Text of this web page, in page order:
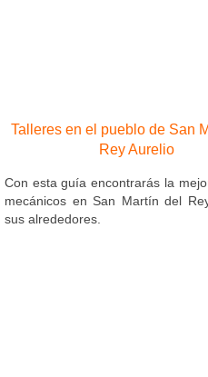
Talleres en el pueblo de San
Rey Aurelio
Con esta guía encontrarás la
mecánicos en San Martín del
sus alrededores.